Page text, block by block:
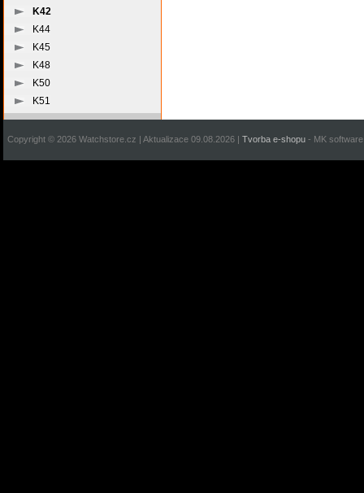
K42
K44
K45
K48
K50
K51
Copyright © 2026 Watchstore.cz | Aktualizace 09.08.2026 | Tvorba e-shopu - MK